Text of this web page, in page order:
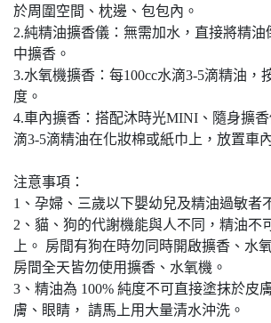
於周圍空間、枕邊、包包內。
2.純精油擴香儀：無需加水，直接將精
中擴香。
3.水氧機擴香：每100cc水滴3-5滴精油，
度。
4.車內擴香：搭配沐時光MINI、隨身擴
滴3-5滴精油在化妝棉或紙巾上，放置車
注意事項：
1、孕婦、三歲以下嬰幼兒及精油過敏者
2、貓、狗的代謝機能與人不同，精油不
上。 房間有狗在時勿同時開啟擴香、水
房間全天皆勿使用擴香、水氧機。
3、精油為 100% 純度不可直接塗抹於皮
膚、眼睛， 請馬上用大量清水沖洗。